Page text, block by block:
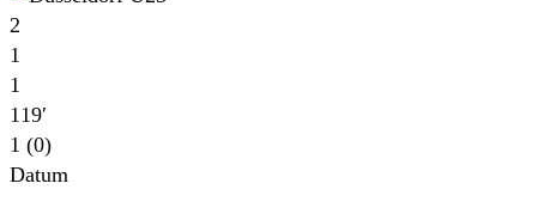
2
1
1
119′
1 (0)
Datum